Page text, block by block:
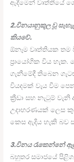
ඇදීමෙන් වෘත්තියේ
2.විනයානුකූල වූ
කියවේ.
ඕනෑම වෘත්තියක තම
ප්‍රායෝගික විය හැක.
ගැනීමේදී තිබෙන
වියදමක් වැය වීම
ක්‍රීඩා සහ නැටුම්
උදාහරණයක් ලෙස
කෙස ඇදිය හැකි බව
3.විනය රැකෙන්නේ
බහුතර සමාජයේ